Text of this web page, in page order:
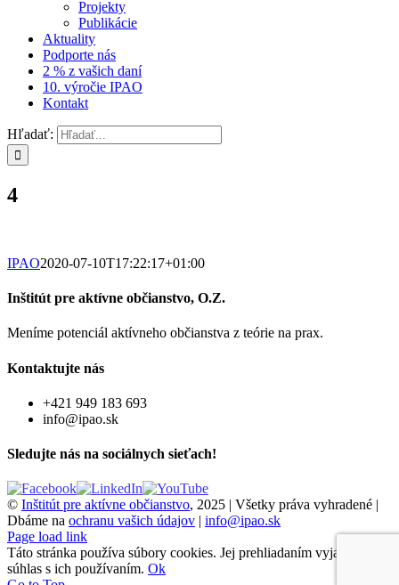
Projekty
Publikácie
Aktuality
Podporte nás
2 % z vašich daní
10. výročie IPAO
Kontakt
Hľadať:
4
IPAO2020-07-10T17:22:17+01:00
Inštitút pre aktívne občianstvo, O.Z.
Meníme potenciál aktívneho občianstva z teórie na prax.
Kontaktujte nás
+421 949 183 693
info@ipao.sk
Sledujte nás na sociálnych sieťach!
© Inštitút pre aktívne občianstvo, 2025 | Všetky práva vyhradené |
Dbáme na ochranu vašich údajov | info@ipao.sk
Page load link
Táto stránka používa súbory cookies. Jej prehliadaním vyjadrujete
súhlas s ich používaním. Ok